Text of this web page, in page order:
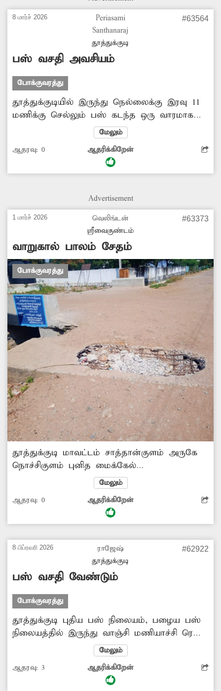
8 மார்ச் 2026
Periasami
Santhanaraj
தூத்துக்குடி
#63564
பஸ் வசதி அவசியம்
போக்குவரத்து
தூத்துக்குடியில் இருந்து நெல்லைக்கு இரவு 11
மணிக்கு செல்லும் பஸ் கடந்த ஒரு வாரமாக
இயக்கப்படவில்லை. இதனால் புதுக்கோட்டை,
வாகைகுளம், வல்லநாடு உள்ளிட்ட பகுதிகளுக்கு
செல்லும் பொதுமக்கள் அவதிப்படுகின்றனர்.
எனவே நிறுத்தப்பட்ட பஸ்சை மீண்டும் இயக்க
மேலும்
ஆதரவு: 0 ஆதரிக்கிறேன்
Advertisement
1 மார்ச் 2026
வெலிங்டன்
ஸ்ரீவைகுண்டம்
#63373
வாறுகால் பாலம் சேதம்
போக்குவரத்து
தூத்துக்குடி மாவட்டம் சாத்தான்குளம் அருகே
நொச்சிகுளம் புனித மைக்கேல்
உயர்நிலைப்பள்ளி அருகில் வாறுகால் பாலம்
உடைந்து துவாரம் விழுந்த நிலையில் உள்ளது.
இதனால் அந்த வழியாக இருசக்கர
வாகனங்களில் செல்லும் மாணவ-மாணவிகள்,
செல்கின்றனர். இரவில் அந்த வழியாக
இருசக்கர வாகனங்களில் செல்கிறவர்கள்
நிலைதடுமாறி விபத்துக்குள்ளாகின்றனர். எனவே
சேதமடைந்த வாறுகால் பாலத்தை சீரமைக்க
அதிகாரிகள் நடவடிக்கை மேற்கொள்ள
வேண்டுகிறேன்.
மேலும்
ஆதரவு: 0 ஆதரிக்கிறேன்
8 பிப்ரவரி 2026
ராஜேஷ்
தூத்துக்குடி
#62922
பஸ் வசதி வேண்டும்
போக்குவரத்து
தூத்துக்குடி புதிய பஸ் நிலையம், பழைய பஸ்
நிலையத்தில் இருந்து வாஞ்சி மணியாச்சி ரெயில்
நிலையத்திற்கு அரசு டவுன் பஸ்கள் இயக்க
வேண்டும். இதற்கு உரிய அதிகாரிகள்
நடவடிக்கை எடுப்பார்களா?
மேலும்
ஆதரவு: 3 ஆதரிக்கிறேன்